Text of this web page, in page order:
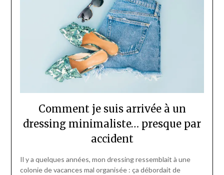
Comment je suis arrivée à un
dressing minimaliste… presque par
accident
Il y a quelques années, mon dressing ressemblait à une
colonie de vacances mal organisée : ça débordait de